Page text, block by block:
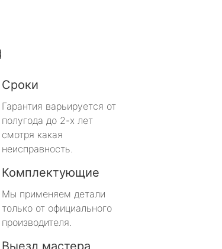
Сроки
Гарантия варьируется от
полугода до 2-х лет
смотря какая
неисправность.
Комплектующие
Мы применяем детали
только от официального
производителя.
Выезд мастера